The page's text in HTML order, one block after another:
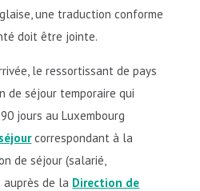
une traduction conforme
doit être jointe.
le ressortissant de pays
de séjour temporaire qui
jours au Luxembourg
correspondant à la
de séjour (salarié,
auprès de la Direction de